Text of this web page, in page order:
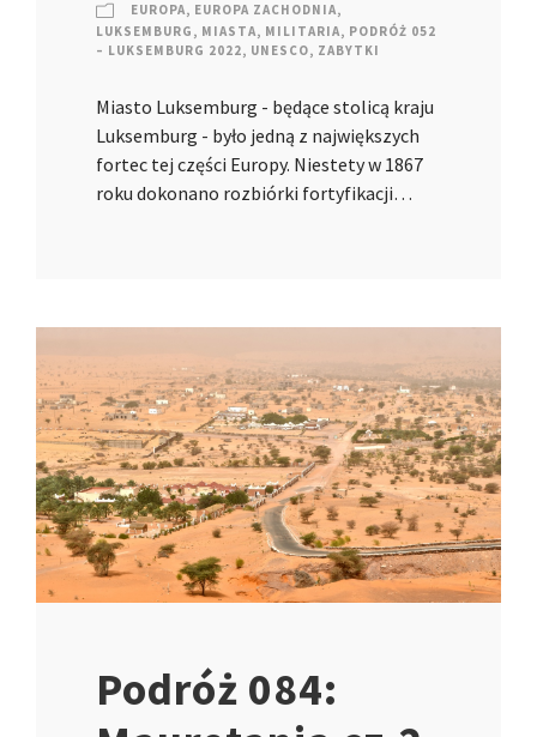
EUROPA, EUROPA ZACHODNIA,
LUKSEMBURG , MIASTA, MILITARIA, PODRÓŻ 052
– LUKSEMBURG 2022, UNESCO, ZABYTKI
Miasto Luksemburg - będące stolicą kraju
Luksemburg - było jedną z największych
fortec tej części Europy. Niestety w 1867
roku dokonano rozbiórki fortyfikacji…
Podróż 084: